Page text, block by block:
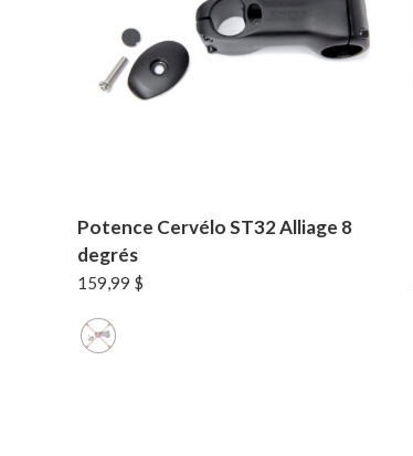
Potence Cervélo ST32 Alliage 8
degrés
159,99 $